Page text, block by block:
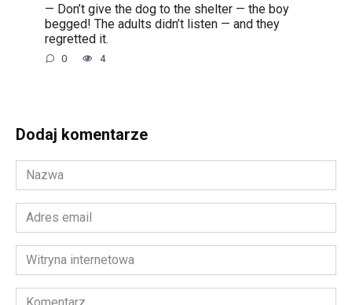
— Don’t give the dog to the shelter — the boy
begged! The adults didn’t listen — and they
regretted it.
0 4
Dodaj komentarze
Nazwa
*
Adres
email
*Witryna
internetowa
Komentarz